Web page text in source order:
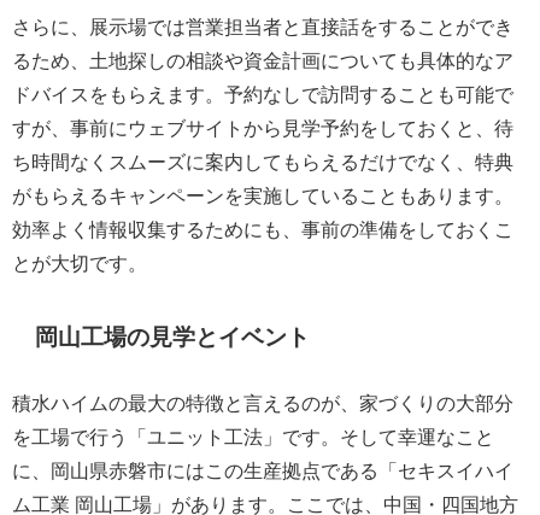
さらに、展示場では営業担当者と直接話をすることができ
るため、土地探しの相談や資金計画についても具体的なア
ドバイスをもらえます。予約なしで訪問することも可能で
すが、事前にウェブサイトから見学予約をしておくと、待
ち時間なくスムーズに案内してもらえるだけでなく、特典
がもらえるキャンペーンを実施していることもあります。
効率よく情報収集するためにも、事前の準備をしておくこ
とが大切です。
岡山工場の見学とイベント
積水ハイムの最大の特徴と言えるのが、家づくりの大部分
を工場で行う「ユニット工法」です。そして幸運なこと
に、岡山県赤磐市にはこの生産拠点である「セキスイハイ
ム工業 岡山工場」があります。ここでは、中国・四国地方